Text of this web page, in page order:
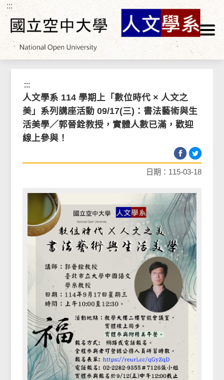
跳到主要內容區塊
:::
首頁>最新消息 >學系活動
:::
人文學系 114 學期上「數位時代 × 人文之
美」系列講座活動 09/17(三)：書法藝術與生
活美學／郭晉銓教授，實體人數已滿，歡迎
線上參與！
日期：115-03-18